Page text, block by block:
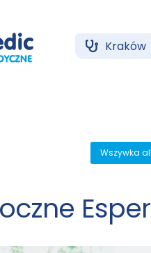
Kraków
Wszywka